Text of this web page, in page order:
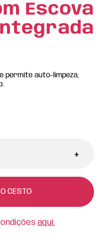
Escova
Integrada
permite auto-limpeza,
+
CESTO
aqui.